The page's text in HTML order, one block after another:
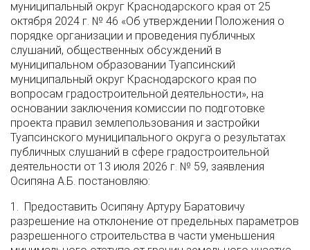
муниципальный округ Краснодарского края от 25
октября 2024 г. № 46 «Об утверждении Положения о
порядке организации и проведения публичных
слушаний, общественных обсуждений в
муниципальном образовании Туапсинский
муниципальный округ Краснодарского края по
вопросам градостроительной деятельности», на
основании заключения комиссии по подготовке
проекта правил землепользования и застройки
Туапсинского муниципального округа о результатах
публичных слушаний в сфере градостроительной
деятельности от 13 июля 2026 г. № 59, заявления
Осипяна А.Б. постановляю:
1. Предоставить Осипяну Артуру Баратовичу
разрешение на отклонение от предельных параметров
разрешенного строительства в части уменьшения